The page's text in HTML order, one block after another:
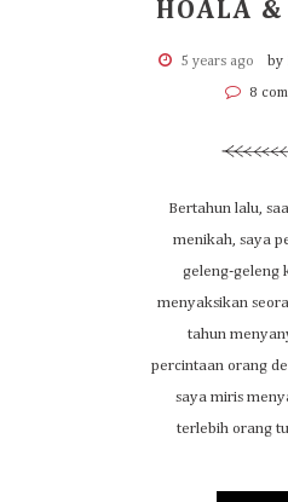
HOALA
5 years ago by
8
Bertahun lalu,
menikah, saya
geleng-geleng
menyaksikan
tahun
percintaan orang
saya miris
terlebih orang